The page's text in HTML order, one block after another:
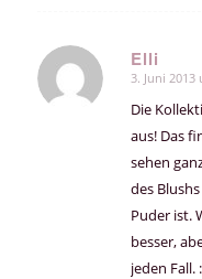
Elli
sagte:
3. Juni 2013
Die
aus! Das
sehen
des
Puder ist.
besser,
jeden Fall.